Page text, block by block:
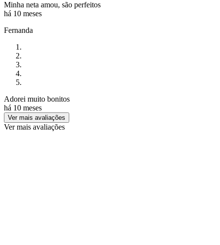
Minha neta amou, são perfeitos
há 10 meses
Fernanda
Adorei muito bonitos
há 10 meses
Ver mais avaliações
Ver mais avaliações